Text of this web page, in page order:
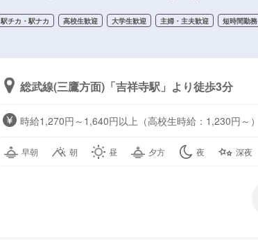
駅チカ・駅ナカ 高校生歓迎 大学生歓迎 主婦・主夫歓迎 短時間勤務
総武線(三鷹方面)「吉祥寺駅」より徒歩3分
時給1,270円～1,640円以上（高校生時給：1,230円～）
早朝 朝 昼 夕方 夜 深夜